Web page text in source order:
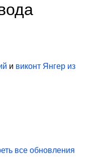
и виконт Янгер из
все обновления